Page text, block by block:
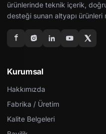
ürünlerinde teknik içerik,
desteği sunan altyapı ürünleri
Kurumsal
Hakkımızda
Fabrika / Üretim
Kalite Belgeleri